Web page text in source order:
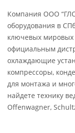
Компания ООО
оборудования в
ключевых мировых
официальным
охлаждающие
компрессоры,
для монтажа и
найдете технику
Offenwagner,